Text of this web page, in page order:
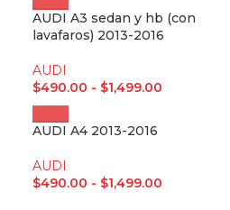
AUDI A3 sedan y hb (con
lavafaros) 2013-2016
AUDI
$490.00 - $1,499.00
AUDI A4 2013-2016
AUDI
$490.00 - $1,499.00